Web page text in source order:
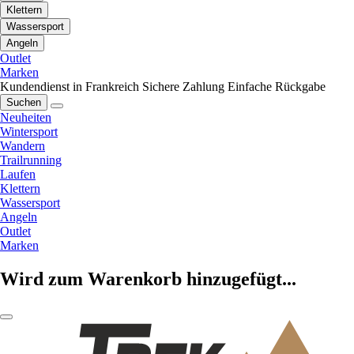
Klettern
Wassersport
Angeln
Outlet
Marken
Kundendienst in Frankreich Sichere Zahlung Einfache Rückgabe
Suchen
Neuheiten
Wintersport
Wandern
Trailrunning
Laufen
Klettern
Wassersport
Angeln
Outlet
Marken
Wird zum Warenkorb hinzugefügt...